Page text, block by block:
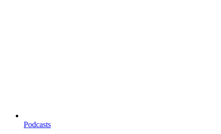
Podcasts